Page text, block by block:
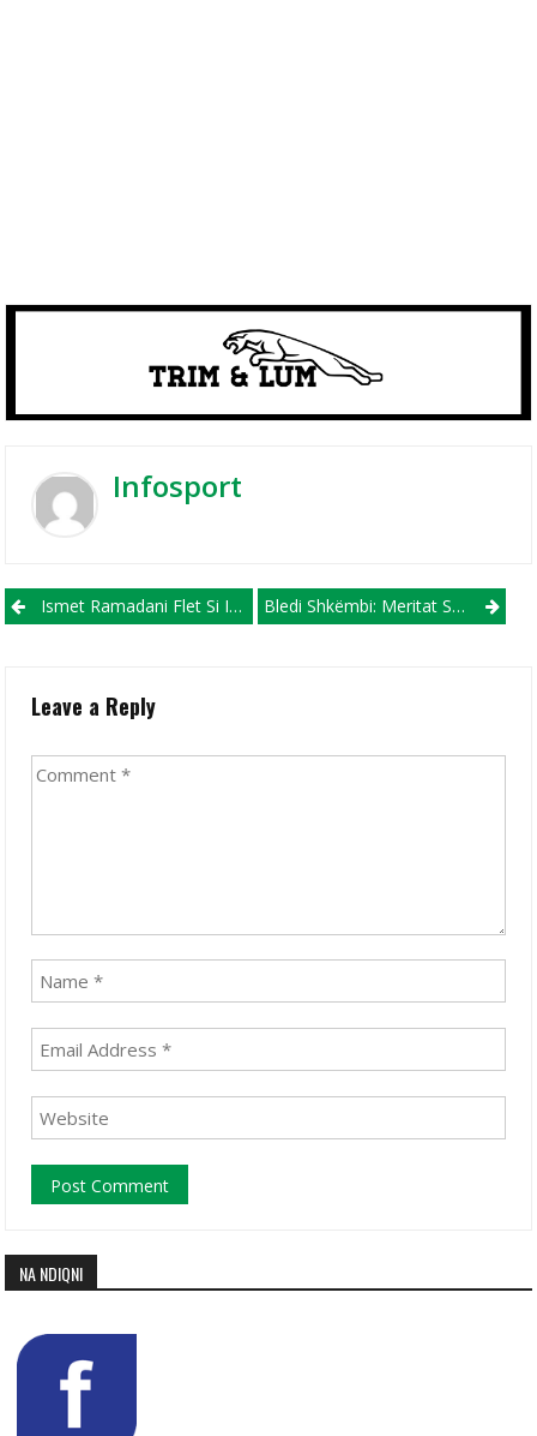
Infosport
Post navigation
Ismet Ramadani Flet Si Ish-Futbollist I KF Shkëndija Haraçinë 77, Tregon Histori Të Padëgjuara! (VIDEO) Bledi Shkëmbi: Meritat Shkojnë Për Futbollistët, Por Edhe Drejtuesit E Skuadrës
Leave a Reply
NA NDIQNI